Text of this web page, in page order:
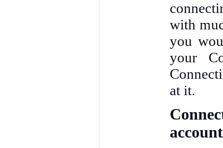
with
you
your
at it.